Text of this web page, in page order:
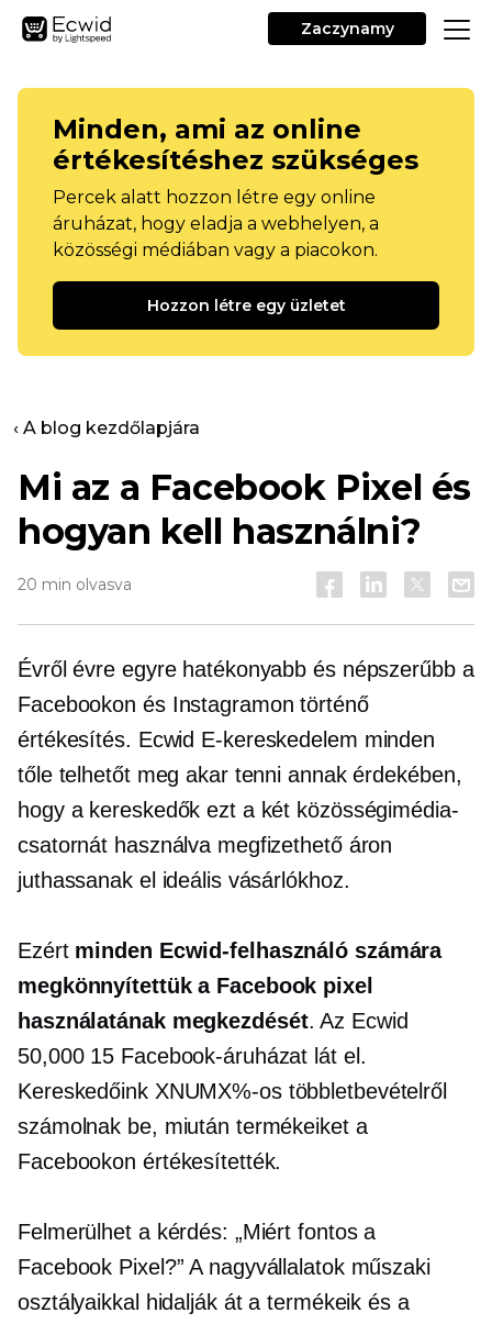
Zaczynamy
Minden, ami az online
értékesítéshez szükséges
Percek alatt hozzon létre egy online
áruházat, hogy eladja a webhelyen, a
közösségi médiában vagy a piacokon.
Hozzon létre egy üzletet
‹ A blog kezdőlapjára
Mi az a Facebook Pixel és
hogyan kell használni?
20 min olvasva
Évről évre egyre hatékonyabb és népszerűbb a
Facebookon és Instagramon történő
értékesítés. Ecwid E-kereskedelem minden
tőle telhetőt meg akar tenni annak érdekében,
hogy a kereskedők ezt a két közösségimédia-
csatornát használva megfizethető áron
juthassanak el ideális vásárlókhoz.
Ezért minden Ecwid-felhasználó számára
megkönnyítettük a Facebook pixel
használatának megkezdését. Az Ecwid
50,000 15 Facebook-áruházat lát el.
Kereskedőink XNUMX%-os többletbevételről
számolnak be, miután termékeiket a
Facebookon értékesítették.
Felmerülhet a kérdés: „Miért fontos a
Facebook Pixel?” A nagyvállalatok műszaki
osztályaikkal hidalják át a termékeik és a